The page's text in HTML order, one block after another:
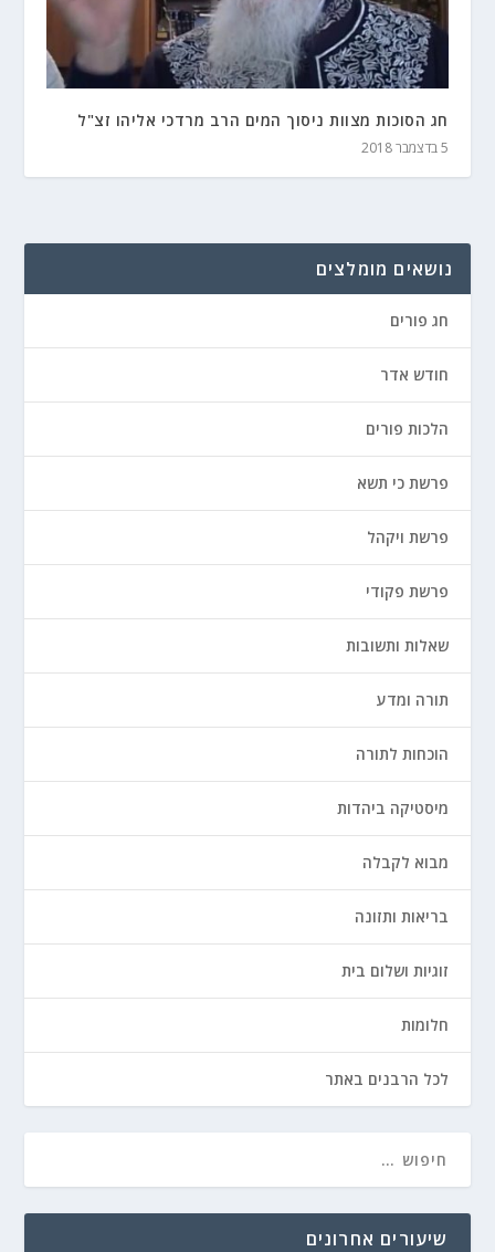
חג הסוכות מצוות ניסוך המים הרב מרדכי אליהו זצ"ל
5 בדצמבר 2018
נושאים מומלצים
חג פורים
חודש אדר
הלכות פורים
פרשת כי תשא
פרשת ויקהל
פרשת פקודי
שאלות ותשובות
תורה ומדע
הוכחות לתורה
מיסטיקה ביהדות
מבוא לקבלה
בריאות ותזונה
זוגיות ושלום בית
חלומות
לכל הרבנים באתר
שיעורים אחרונים